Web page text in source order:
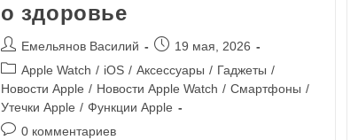
о здоровье
Емельянов Василий
19 мая, 2026
Apple Watch / iOS / Аксессуары / Гаджеты /
Новости Apple / Новости Apple Watch / Смартфоны /
Утечки Apple / Функции Apple
0 комментариев